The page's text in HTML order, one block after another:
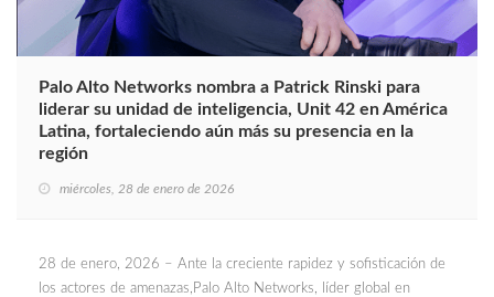
Palo Alto Networks nombra a Patrick Rinski para
liderar su unidad de inteligencia, Unit 42 en América
Latina, fortaleciendo aún más su presencia en la
región
miércoles, 28 de enero de 2026
28 de enero, 2026 – Ante la creciente rapidez y sofisticación de
los actores de amenazas,Palo Alto Networks, líder global en